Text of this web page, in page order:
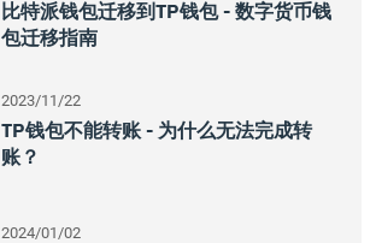
比特派钱包迁移到TP钱包 - 数字货币钱
包迁移指南
2023/11/22
TP钱包不能转账 - 为什么无法完成转
账？
2024/01/02